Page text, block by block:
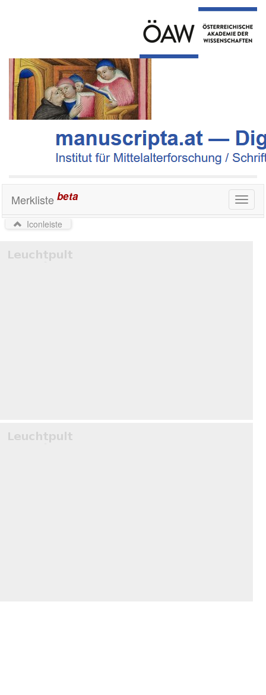
Toggle
Merkliste beta
Iconleiste